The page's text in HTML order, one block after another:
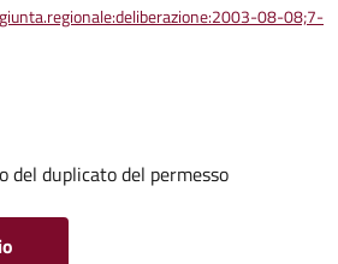
08-08;7-
del duplicato del permesso